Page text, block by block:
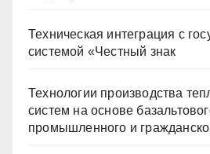
Техническая интеграция с
системой «Честный знак
Технологии производства
систем на основе
промышленного и